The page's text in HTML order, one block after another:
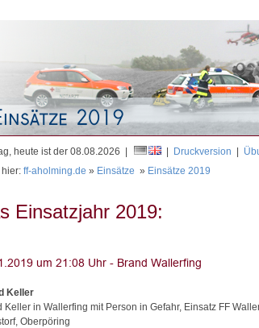
heute ist der 08.08.2026 | Druckversion
ff-aholming.de » Einsätze » Einsätze 2019
Einsatzjahr 2019:
Keller
Keller in Wallerfing mit Person in Gefahr, Einsatz FF
Oberpöring